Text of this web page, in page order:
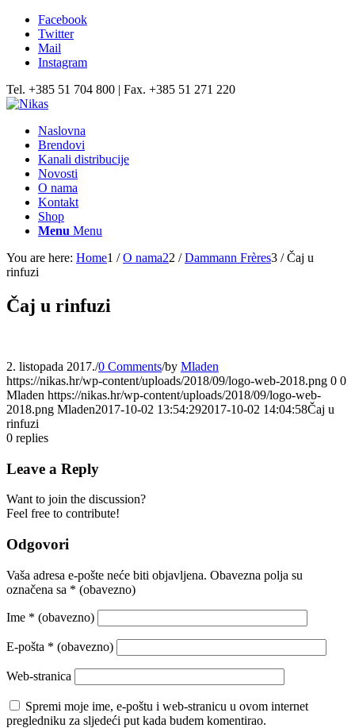
Facebook
Twitter
Mail
Instagram
Tel. +385 51 704 800 | Fax. +385 51 271 220
Naslovna
Brendovi
Kanali distribucije
Novosti
O nama
Kontakt
Shop
Menu Menu
You are here: Home1 / O nama22 / Dammann Frѐres3 / Čaj u
rinfuzi
Čaj u rinfuzi
2. listopada 2017./0 Comments/by Mladen
https://nikas.hr/wp-content/uploads/2018/09/logo-web-2018.png 0 0
Mladen https://nikas.hr/wp-content/uploads/2018/09/logo-web-
2018.png Mladen2017-10-02 13:54:292017-10-02 14:04:58Čaj u
rinfuzi
0 replies
Leave a Reply
Want to join the discussion?
Feel free to contribute!
Odgovori
Vaša adresa e-pošte neće biti objavljena. Obavezna polja su
označena sa * (obavezno)
Ime * (obavezno)
E-pošta * (obavezno)
Web-stranica
Spremi moje ime, e-poštu i web-stranicu u ovom internet
pregledniku za sljedeći put kada budem komentirao.